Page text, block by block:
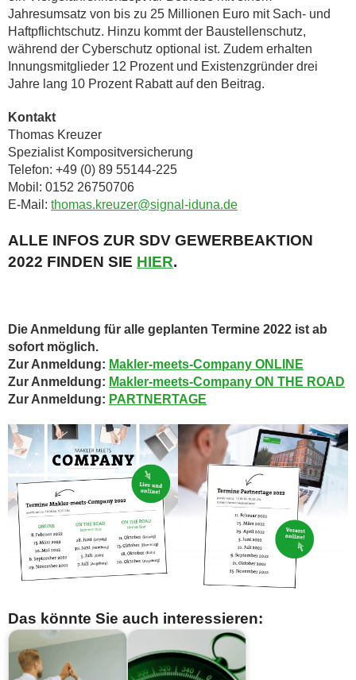
Jahresumsatz von bis zu 25 Millionen Euro mit Sach- und
Haftpflichtschutz. Hinzu kommt der Baustellenschutz,
während der Cyberschutz optional ist. Zudem erhalten
Innungsmitglieder 12 Prozent und Existenzgründer drei
Jahre lang 10 Prozent Rabatt auf den Beitrag.
Kontakt
Thomas Kreuzer
Spezialist Kompositversicherung
Telefon: +49 (0) 89 55144-225
Mobil: 0152 26750706
E-Mail: thomas.kreuzer@signal-iduna.de
ALLE INFOS ZUR SDV GEWERBEAKTION
2022 FINDEN SIE HIER.
Die Anmeldung für alle geplanten Termine 2022 ist ab
sofort möglich.
Zur Anmeldung: Makler-meets-Company ONLINE
Zur Anmeldung: Makler-meets-Company ON THE ROAD
Zur Anmeldung: PARTNERTAGE
Das könnte Sie auch interessieren: